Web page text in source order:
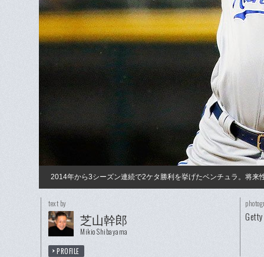
2014年から3シーズン連続で2ケタ勝利を挙げたベンチュラ。将来
text by
芝山幹郎
Mikio Shibayama
PROFILE